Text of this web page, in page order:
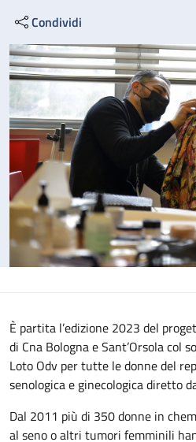
Condividi
È partita l’edizione 2023 del
di Cna Bologna e Sant’Orsola col
Loto Odv per tutte le donne del
senologica e ginecologica diretto
Dal 2011 più di 350 donne in
al seno o altri tumori femminili